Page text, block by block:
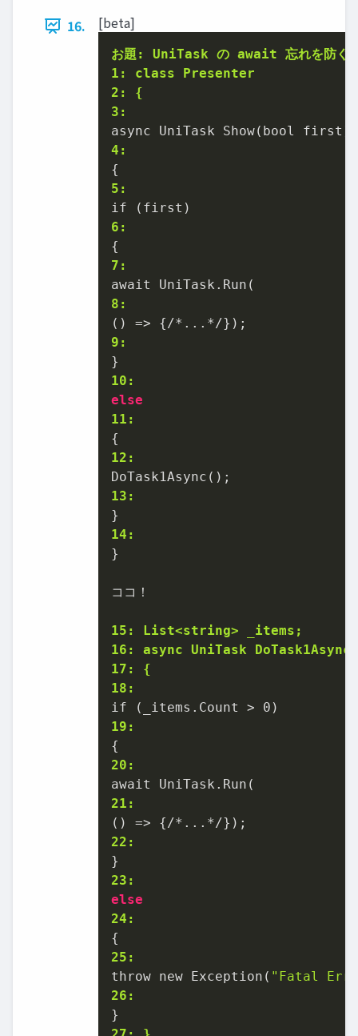
16. [beta]
お題: UniTask の await 忘れを防ぐ
1: class Presenter
2: {
3:
4:
5:
6:
7:
8:
9:
10:
else
11:
12:
13:
14:
}
ココ！
15: List<string> _items;
16: async UniTask
17: {
18:
19:
20:
21:
22:
23:
else
24:
25:
throw new Exception( "Fatal
26: